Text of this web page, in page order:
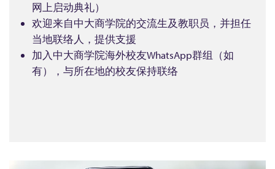
网上启动典礼）
欢迎来自中大商学院的交流生及教职员，并担任
当地联络人，提供支援
加入中大商学院海外校友WhatsApp群组（如
有），与所在地的校友保持联络